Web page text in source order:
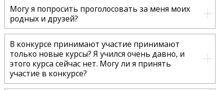
Могу я попросить проголосовать за меня моих
родных и друзей?
В конкурсе принимают участие принимают
только новые курсы? Я учился очень давно, и
этого курса сейчас нет. Могу ли я принять
участие в конкурсе?